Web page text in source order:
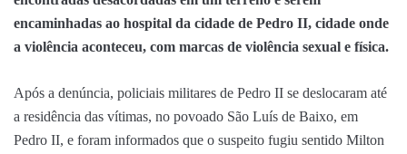
encaminhadas ao hospital da cidade de Pedro II, cidade onde
a violência aconteceu, com marcas de violência sexual e física.
Após a denúncia, policiais militares de Pedro II se deslocaram até
a residência das vítimas, no povoado São Luís de Baixo, em
Pedro II, e foram informados que o suspeito fugiu sentido Milton